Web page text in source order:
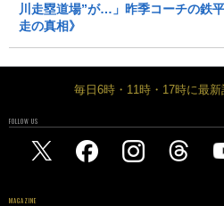
川走塁道場”が…」昨季コーチの鉄
走の真相》
毎日6時・11時・17時に最
FOLLOW US
MAGAZINE